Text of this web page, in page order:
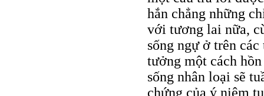
hắn chẳng những
với tương lai nữa,
sống ngự ở trên
tưởng một cách
sống nhân loại sẽ
chứng của ý niệm